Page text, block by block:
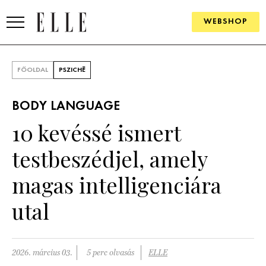
WEBSHOP
SZÉPSÉG
PÁRKAPCSOLAT
FŐOLDAL PSZICHÉ
BODY LANGUAGE
10 kevéssé ismert
testbeszédjel, amely
magas intelligenciára
utal
2026. március 03. 5 perc olvasás ELLE